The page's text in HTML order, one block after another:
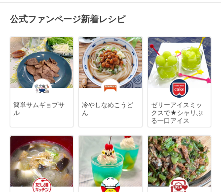
公式ファンページ新着レシピ
簡単サムギョプサ
ル
冷やしなめこうど
ん
ゼリーアイスミッ
クスで★シャリぷ
る一口アイス